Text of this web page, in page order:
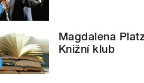
Magdalena
Knižní klub